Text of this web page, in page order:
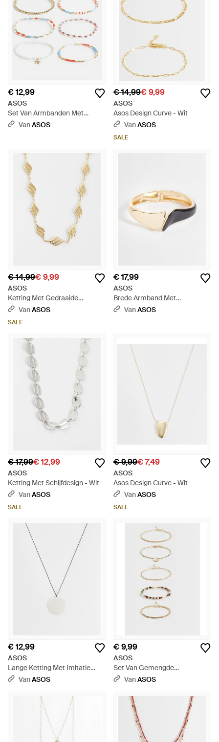
€ 12,99
ASOS
Set Van Armbanden Met
Stretch - Wit
VanASOS
€ 14,99€ 9,99
ASOS
Asos Design Curve - Wit
VanASOS
SALE
€ 14,99€ 9,99
ASOS
Ketting Met Gedraaide
Schakels - Wit
VanASOS
SALE
€ 17,99
ASOS
Brede Armband Met
Gemengde Zwarte Hars En
VanASOS
€ 17,99€ 12,99
ASOS
Ketting Met Schijfdesign - Wit
VanASOS
SALE
€ 9,99€ 7,49
ASOS
Asos Design Curve - Wit
VanASOS
SALE
€ 12,99
ASOS
Lange Ketting Met Imitatie
Schelphanger - Wit
VanASOS
€ 9,99
ASOS
Set Van Gemengde
Kralenarmbanden - Wit
VanASOS